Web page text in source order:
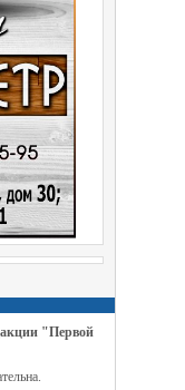
"Первой